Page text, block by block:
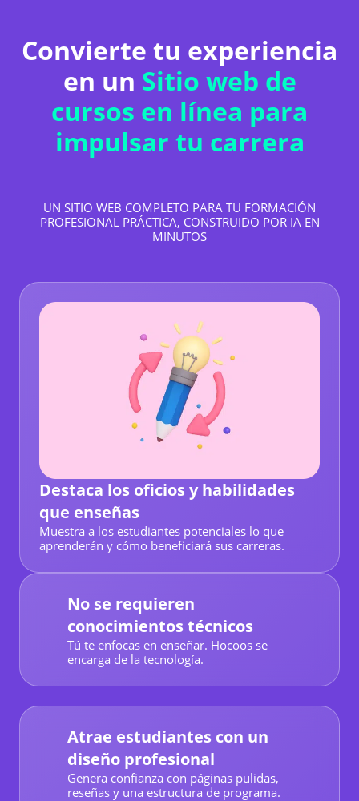
Convierte tu experiencia
en un Sitio web de
cursos en línea para
impulsar tu carrera
UN SITIO WEB COMPLETO PARA TU FORMACIÓN
PROFESIONAL PRÁCTICA, CONSTRUIDO POR IA EN
MINUTOS
Destaca los oficios y habilidades
que enseñas
Muestra a los estudiantes potenciales lo que
aprenderán y cómo beneficiará sus carreras.
No se requieren
conocimientos técnicos
Tú te enfocas en enseñar. Hocoos se
encarga de la tecnología.
Atrae estudiantes con un
diseño profesional
Genera confianza con páginas pulidas,
reseñas y una estructura de programa.